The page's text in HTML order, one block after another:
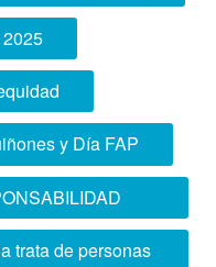
y Día FAP
2025”
trata de personas